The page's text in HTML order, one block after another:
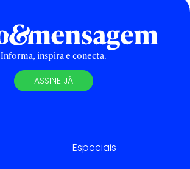
Informa, inspira e conecta.
ASSINE JÁ
Especiais